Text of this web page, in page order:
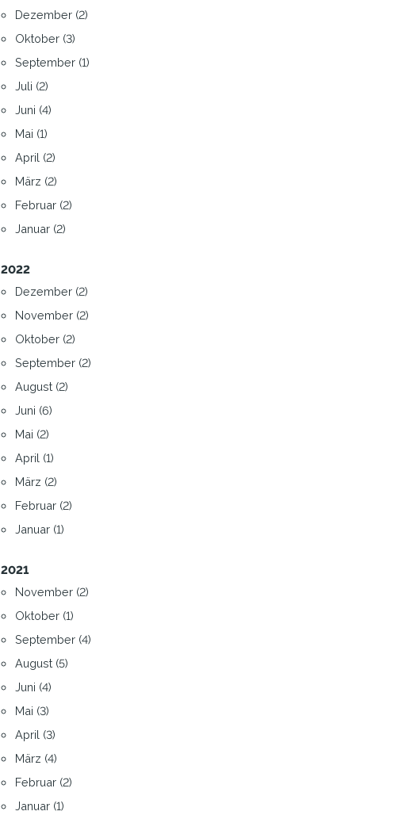
Dezember (2)
Oktober (3)
September (1)
Juli (2)
Juni (4)
Mai (1)
April (2)
März (2)
Februar (2)
Januar (2)
2022
Dezember (2)
November (2)
Oktober (2)
September (2)
August (2)
Juni (6)
Mai (2)
April (1)
März (2)
Februar (2)
Januar (1)
2021
November (2)
Oktober (1)
September (4)
August (5)
Juni (4)
Mai (3)
April (3)
März (4)
Februar (2)
Januar (1)